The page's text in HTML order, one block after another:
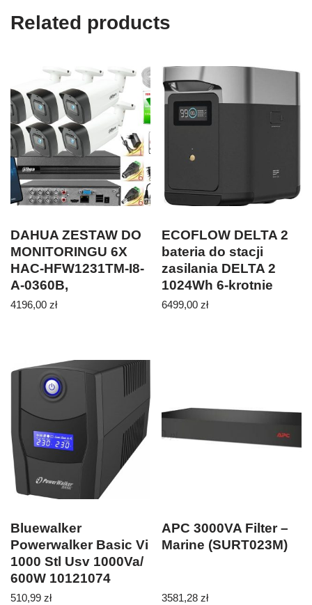
Related products
DAHUA ZESTAW DO
MONITORINGU 6X
HAC-HFW1231TM-I8-
A-0360B,
REJESTRATOR 8
4196,00 zł
ECOFLOW DELTA 2
bateria do stacji
zasilania DELTA 2
1024Wh 6-krotnie
dłuższa żywotność
6499,00zł
Bluewalker
Powerwalker Basic Vi
1000 Stl Usv 1000Va/
600W 10121074
510,99 zł
APC 3000VA Filter –
Marine (SURT023M)
3581,28zł